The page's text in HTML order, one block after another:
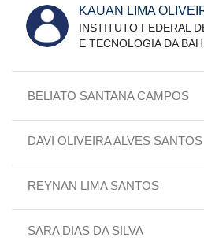
KAUAN LIMA
INSTITUTO FEDERAL
E TECNOLOGIA DA
BELIATO SANTANA CAMPOS
DAVI OLIVEIRA ALVES SANTOS
REYNAN LIMA SANTOS
SARA DIAS DA SILVA